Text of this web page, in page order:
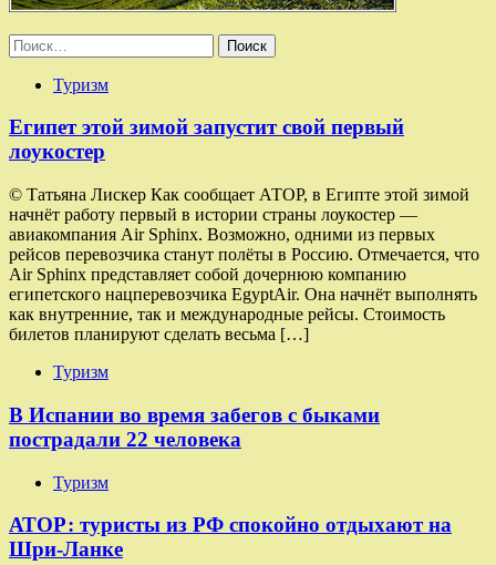
Найти:
Туризм
Египет этой зимой запустит свой первый
лоукостер
© Татьяна Лискер Как сообщает АТОР, в Египте этой зимой
начнёт работу первый в истории страны лоукостер —
авиакомпания Air Sphinx. Возможно, одними из первых
рейсов перевозчика станут полёты в Россию. Отмечается, что
Air Sphinx представляет собой дочернюю компанию
египетского нацперевозчика EgyptAir. Она начнёт выполнять
как внутренние, так и международные рейсы. Стоимость
билетов планируют сделать весьма […]
Туризм
В Испании во время забегов с быками
пострадали 22 человека
Туризм
АТОР: туристы из РФ спокойно отдыхают на
Шри-Ланке